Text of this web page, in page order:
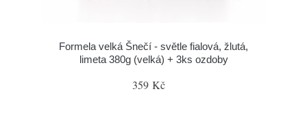
Formela velká Šnečí - světle fialová, žlutá,
limeta 380g (velká) + 3ks ozdoby
359 Kč